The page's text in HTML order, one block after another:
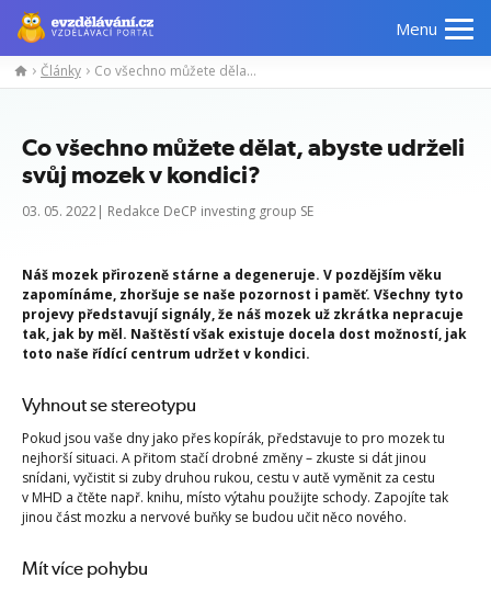
Menu
Články Co všechno můžete dělat, abyste udrželi svůj mozek v kondici?
Co všechno můžete dělat, abyste udrželi
svůj mozek v kondici?
03. 05. 2022| Redakce DeCP investing group SE
Náš mozek přirozeně stárne a degeneruje. V pozdějším věku
zapomínáme, zhoršuje se naše pozornost i paměť. Všechny tyto
projevy představují signály, že náš mozek už zkrátka nepracuje
tak, jak by měl. Naštěstí však existuje docela dost možností, jak
toto naše řídící centrum udržet v kondici.
Vyhnout se stereotypu
Pokud jsou vaše dny jako přes kopírák, představuje to pro mozek tu
nejhorší situaci. A přitom stačí drobné změny – zkuste si dát jinou
snídani, vyčistit si zuby druhou rukou, cestu v autě vyměnit za cestu
v MHD a čtěte např. knihu, místo výtahu použijte schody. Zapojíte tak
jinou část mozku a nervové buňky se budou učit něco nového.
Mít více pohybu